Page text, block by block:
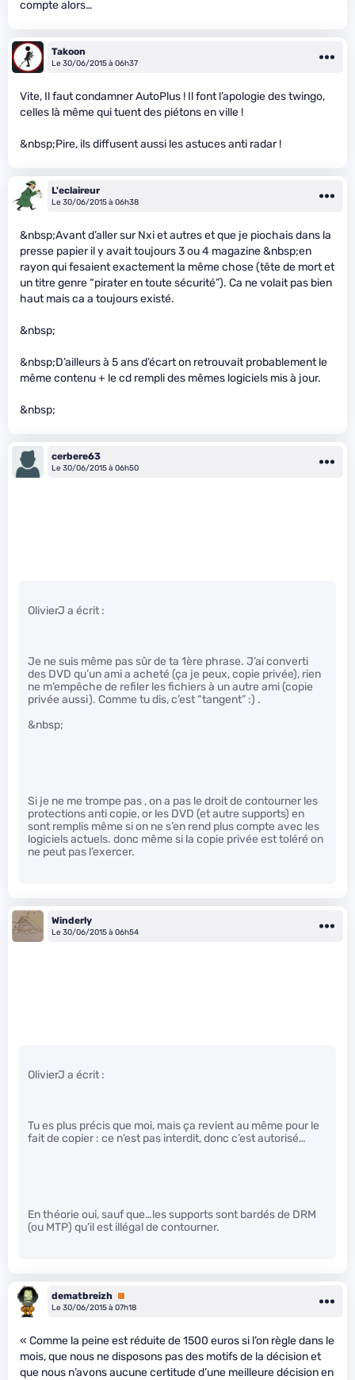
compte alors…
Takoon
Le 30/06/2015 à 06h37
Vite, Il faut condamner AutoPlus ! Il font l’apologie des twingo,
celles là même qui tuent des piétons en ville !
&nbsp;Pire, ils diffusent aussi les astuces anti radar !
L'eclaireur
Le 30/06/2015 à 06h38
&nbsp;Avant d’aller sur Nxi et autres et que je piochais dans la
presse papier il y avait toujours 3 ou 4 magazine &nbsp;en
rayon qui fesaient exactement la même chose (tête de mort et
un titre genre “pirater en toute sécurité”). Ca ne volait pas bien
haut mais ca a toujours existé.
&nbsp;
&nbsp;D’ailleurs à 5 ans d’écart on retrouvait probablement le
même contenu + le cd rempli des mêmes logiciels mis à jour.
&nbsp;
cerbere63
Le 30/06/2015 à 06h50
OlivierJ a écrit :
Je ne suis même pas sûr de ta 1ère phrase. J’ai converti
des DVD qu’un ami a acheté (ça je peux, copie privée), rien
ne m’empêche de refiler les fichiers à un autre ami (copie
privée aussi). Comme tu dis, c’est “tangent” :) .
&nbsp;
Si je ne me trompe pas , on a pas le droit de contourner les
protections anti copie, or les DVD (et autre supports) en
sont remplis même si on ne s’en rend plus compte avec les
logiciels actuels. donc même si la copie privée est toléré on
ne peut pas l’exercer.
Winderly
Le 30/06/2015 à 06h54
OlivierJ a écrit :
Tu es plus précis que moi, mais ça revient au même pour le
fait de copier : ce n’est pas interdit, donc c’est autorisé…
En théorie oui, sauf que…les supports sont bardés de DRM
(ou MTP) qu’il est illégal de contourner.
dematbreizh Premium
Le 30/06/2015 à 07h18
« Comme la peine est réduite de 1500 euros si l’on règle dans le
mois, que nous ne disposons pas des motifs de la décision et
que nous n’avons aucune certitude d’une meilleure décision en